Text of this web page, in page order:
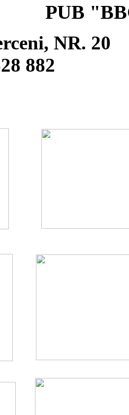
PUB
NR. 20
882